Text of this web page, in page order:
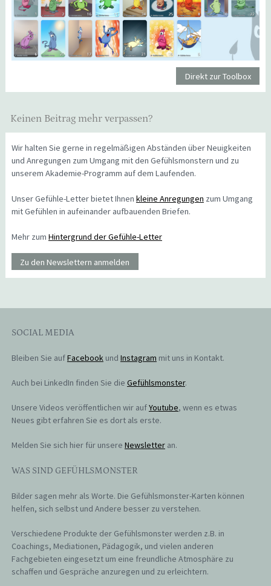
Direkt zur Toolbox
Keinen Beitrag mehr verpassen?
Wir halten Sie gerne in regelmäßigen Abständen über Neuigkeiten
und Anregungen zum Umgang mit den Gefühlsmonstern und zu
unserem Akademie-Programm auf dem Laufenden.
Unser Gefühle-Letter bietet Ihnen kleine Anregungen zum Umgang
mit Gefühlen in aufeinander aufbauenden Briefen.
Mehr zum Hintergrund der Gefühle-Letter
Zu den Newslettern anmelden
SOCIAL MEDIA
Bleiben Sie aufFacebookund Instagram mit uns in Kontakt.
Auch bei LinkedIn finden Sie die Gefühlsmonster.
Unsere Videos veröffentlichen wir aufYoutube, wenn es etwas
Neues gibt erfahren Sie es dort als erste.
Melden Sie sich hier für unsere Newsletteran.
WAS SIND GEFÜHLSMONSTER
Bilder sagen mehr als Worte. Die Gefühlsmonster-Karten können
helfen, sich selbst und Andere besser zu verstehen.
Verschiedene Produkte der Gefühlsmonster werden z.B. in
Coachings, Mediationen, Pädagogik, und vielen anderen
Fachgebieten eingesetzt um eine freundliche Atmosphäre zu
schaffen und Gespräche anzuregen und zu erleichtern.